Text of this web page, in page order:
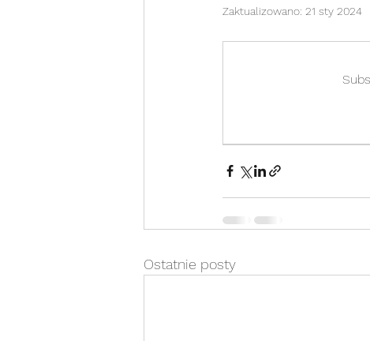
Zaktualizowano: 21 sty 2024
Ostatnie posty